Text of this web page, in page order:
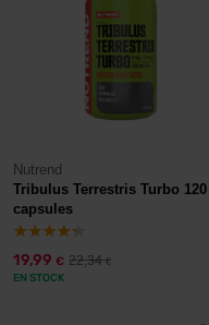
Nutrend
Tribulus Terrestris Turbo 120
capsules
19,99 € 22,34€
EN STOCK